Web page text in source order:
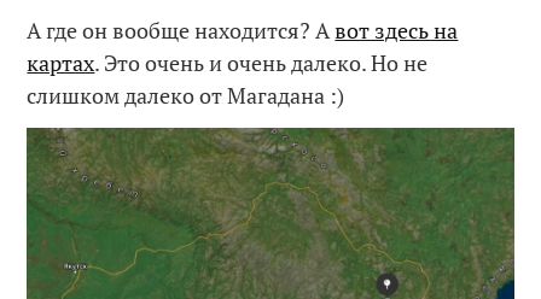
А где он вообще находится? Авот здесь на
картах. Это очень и очень далеко. Но не
слишком далеко от Магадана :)